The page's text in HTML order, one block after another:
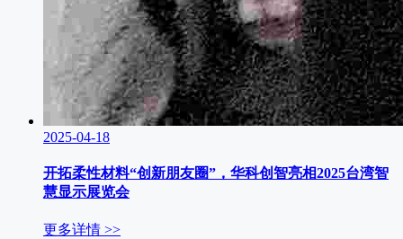
2025-04-18
开拓柔性材料“创新朋友圈”，华科创智亮相2025台湾智
慧显示展览会
更多详情 >>